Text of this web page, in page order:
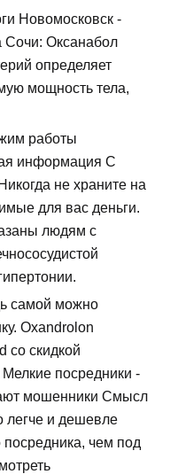
Новомосковск -
Сочи: Оксанабол
определяет
мощность тела,
работы
информация С
не храните на
для вас деньги.
людям с
самой можно
Oxandrolon
со скидкой
посредники -
мошенники Смысл
легче и дешевле
посредника, чем под